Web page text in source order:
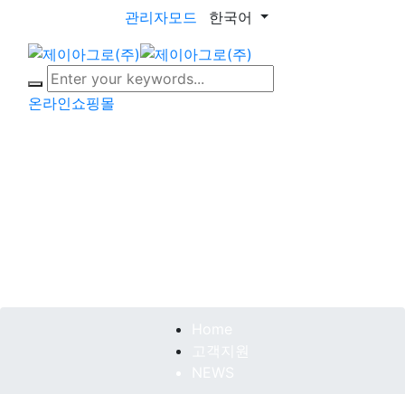
관리자모드 한국어
온라인쇼핑몰